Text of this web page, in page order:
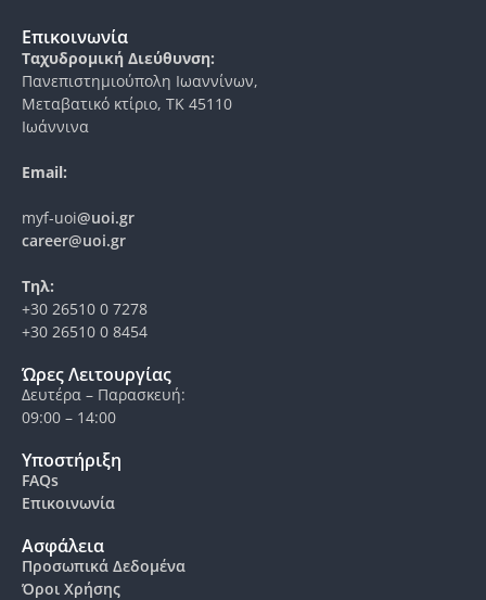
Επικοινωνία
Ταχυδρομική Διεύθυνση:
Πανεπιστημιούπολη Ιωαννίνων,
Μεταβατικό κτίριο, ΤΚ 45110
Ιωάννινα
Email:
myf-uoi@uoi.gr
career@uoi.gr
Τηλ:
+30 26510 0 7278
+30 26510 0 8454
Ώρες Λειτουργίας
Δευτέρα – Παρασκευή:
09:00 – 14:00
Υποστήριξη
FAQs
Επικοινωνία
Ασφάλεια
Προσωπικά Δεδομένα
Όροι Χρήσης